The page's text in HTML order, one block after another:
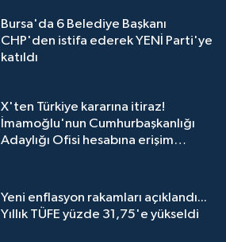
Bursa'da 6 Belediye Başkanı
CHP'den istifa ederek YENİ Parti'ye
katıldı
X'ten Türkiye kararına itiraz!
İmamoğlu'nun Cumhurbaşkanlığı
Adaylığı Ofisi hesabına erişim
Yeni enflasyon rakamları açıklandı...
Yıllık TÜFE yüzde 31,75'e yükseldi